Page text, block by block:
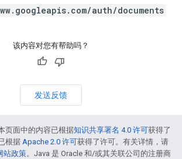
auth/documents
该内容对您有帮助吗？
发送反馈
页面中的内容已根据知识共享署名 4.0 许可获得了
根据 Apache 2.0 许可获得了许可。有关详情，请
站政策。Java 是 Oracle 和/或其关联公司的注册商